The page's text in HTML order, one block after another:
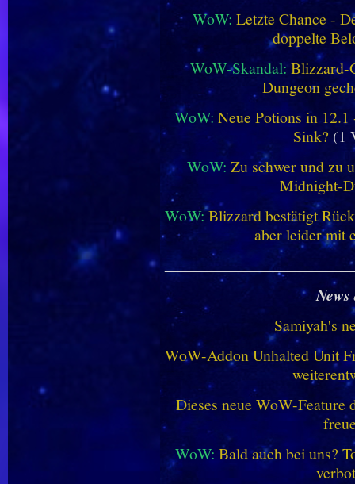
WoW: Letzte Chance -
doppelte
WoW-Skandal: Blizzard-
Dungeon
WoW:Neue Potions in
Sink? (1
WoW: Zu schwer und zu
Midnight-
WoW:Blizzard bestätigt
aber leider mit
Samiyah's
WoW-Addon Unhalted Unit
Dieses neue WoW-
WoW: Bald auch bei uns?